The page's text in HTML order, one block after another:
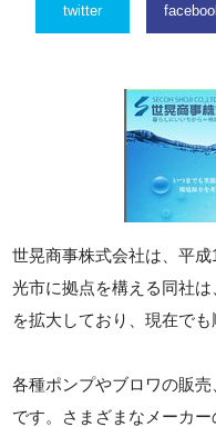
twitter
世晃商事株式会社は、平
光市に拠点を構える同社
を拡大しており、現在でも
各種ポンプやブロワの販
です。さまざまなメーカ